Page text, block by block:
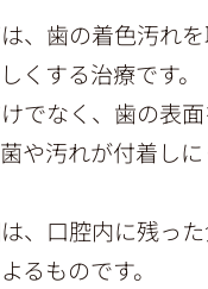
、歯の着色汚れ
くする治療です。
でなく、歯の表
や汚れが付着しに
、口腔内に残っ
るものです。